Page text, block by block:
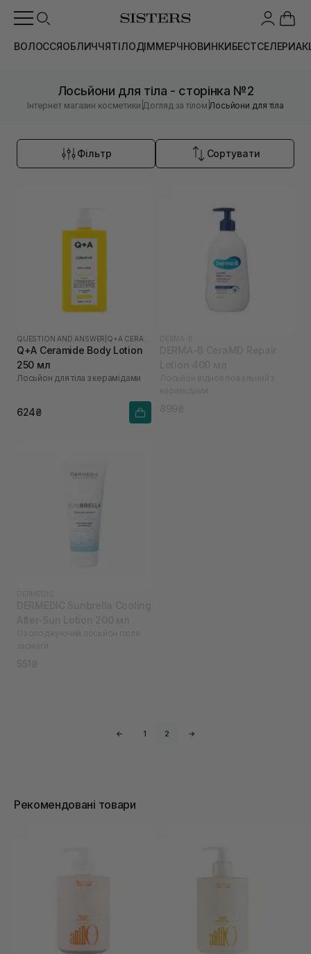
ВОЛОССЯОБЛИЧЧЯТІЛОДІММЕРЧНОВИНКИБЕСТСЕЛЕРИ
Лосьйони для тіла - сторінка №2
Інтернет магазин косметики Догляд за тілом Лосьйони для тіла
Фільтр Сортувати
QUESTION AND ANSWER
Q+A Ceramide Body Lotion
250 мл
Лосьйон для тіла з керамідами
624₴
← 1 2 →
Рекомендовані товари